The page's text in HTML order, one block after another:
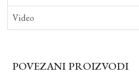
Video
POVEZANI PROIZVODI